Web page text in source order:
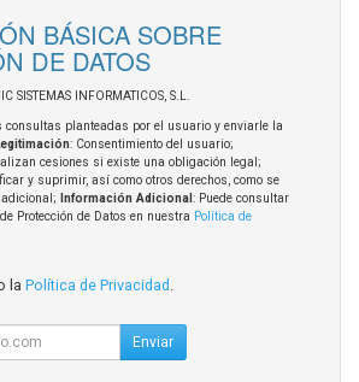
BÁSICA SOBRE
DE DATOS
SISTEMAS INFORMATICOS, S.L.
consultas planteadas por el usuario y enviarle la
: Consentimiento del usuario;
cesiones si existe una obligación legal;
y suprimir, así como otros derechos, como se
Información Adicional : Puede consultar
Protección de Datos en nuestra Política de
la Política de Privacidad
Enviar